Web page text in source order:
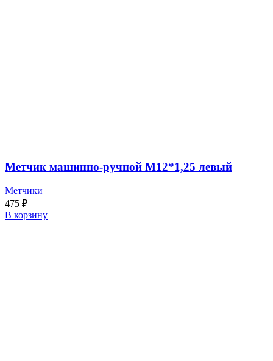
Метчик машинно-ручной М12*1,25 левый
Метчики
475 ₽
В корзину